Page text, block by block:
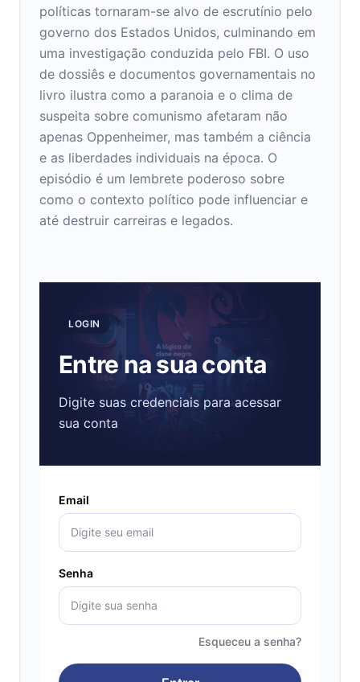
políticas tornaram-se alvo de escrutínio pelo
governo dos Estados Unidos, culminando em
uma investigação conduzida pelo FBI. O uso
de dossiês e documentos governamentais no
livro ilustra como a paranoia e o clima de
suspeita sobre comunismo afetaram não
apenas Oppenheimer, mas também a ciência
e as liberdades individuais na época. O
episódio é um lembrete poderoso sobre
como o contexto político pode influenciar e
até destruir carreiras e legados.
LOGIN
Entre na sua conta
Digite suas credenciais para acessar
sua conta
Email
Senha
Esqueceu a senha?